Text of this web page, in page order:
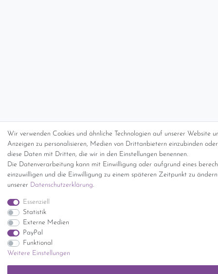
Wir verwenden Cookies und ähnliche Technologien auf unserer Website
Anzeigen zu personalisieren, Medien von Drittanbietern einzubinden
diese Daten mit Dritten, die wir in den Einstellungen benennen.
Die Datenverarbeitung kann mit Einwilligung oder aufgrund eines
einzuwilligen und die Einwilligung zu einem späteren Zeitpunkt zu
unserer Daten­schutz­erklärung.
Essenziell
Statistik
Externe Medien
PayPal
Funktional
Weitere Einstellungen